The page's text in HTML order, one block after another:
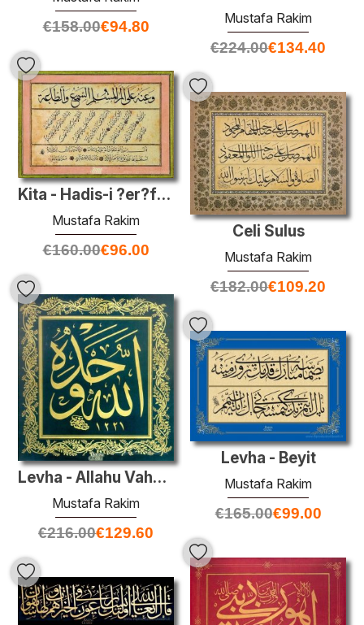
Mustafa Rakim
€224.00€134.40
€158.00€94.80
Kita - Hadis-i ?er?fler
Mustafa Rakim
€160.00€96.00
Celi Sulus
Mustafa Rakim
€182.00€109.20
Levha - Allahu Vahdeh?
Mustafa Rakim
€216.00€129.60
Levha - Beyit
Mustafa Rakim
€165.00€99.00